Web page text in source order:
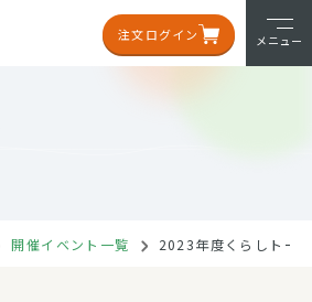
注文ログイン メニュー
開催イベント一覧 2023年度くらしトー